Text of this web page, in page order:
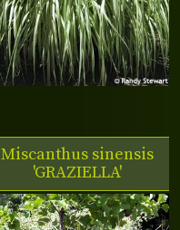
Miscanthus sinensis
'GRAZIELLA'